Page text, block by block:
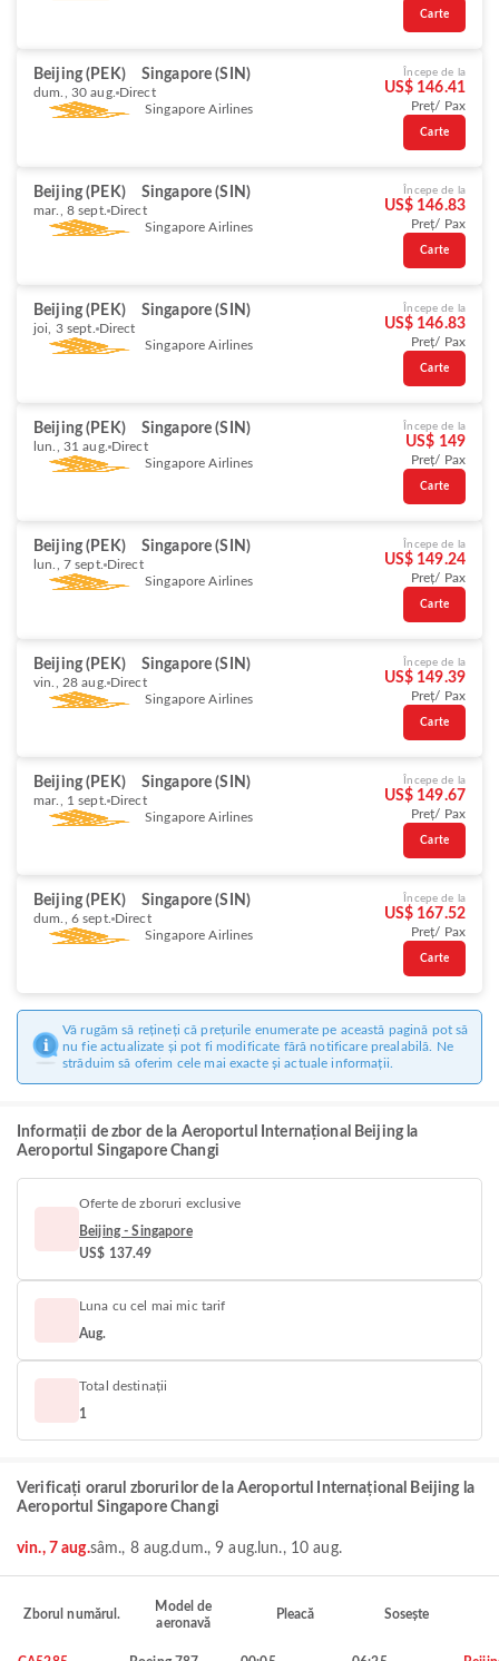
Carte
Beijing (PEK) Singapore (SIN)
dum., 30 aug. Direct
Singapore Airlines
Începe de la
US$ 146.41
Preț/ Pax
Carte
Beijing (PEK) Singapore (SIN)
mar., 8 sept. Direct
Singapore Airlines
Începe de la
US$ 146.83
Preț/ Pax
Carte
Beijing (PEK) Singapore (SIN)
joi, 3 sept. Direct
Singapore Airlines
Începe de la
US$ 146.83
Preț/ Pax
Carte
Beijing (PEK) Singapore (SIN)
lun., 31 aug. Direct
Singapore Airlines
Începe de la
US$ 149
Preț/ Pax
Carte
Beijing (PEK) Singapore (SIN)
lun., 7 sept. Direct
Singapore Airlines
Începe de la
US$ 149.24
Preț/ Pax
Carte
Beijing (PEK) Singapore (SIN)
vin., 28 aug. Direct
Singapore Airlines
Începe de la
US$ 149.39
Preț/ Pax
Carte
Beijing (PEK) Singapore (SIN)
mar., 1 sept. Direct
Singapore Airlines
Începe de la
US$ 149.67
Preț/ Pax
Carte
Beijing (PEK) Singapore (SIN)
dum., 6 sept. Direct
Singapore Airlines
Începe de la
US$ 167.52
Preț/ Pax
Carte
Vă rugăm să rețineți că prețurile enumerate pe această pagină pot să
nu fie actualizate și pot fi modificate fără notificare prealabilă. Ne
străduim să oferim cele mai exacte și actuale informații.
Informații de zbor de la Aeroportul Internațional Beijing la
Aeroportul Singapore Changi
Oferte de zboruri exclusive
Beijing - Singapore
US$ 137.49
Luna cu cel mai mic tarif
Aug.
Total destinații
1
Verificați orarul zborurilor de la Aeroportul Internațional Beijing la
Aeroportul Singapore Changi
vin., 7 aug.sâm., 8 aug.dum., 9 aug. lun., 10 aug.
Zborul numărul.
Model de
aeronavă
Pleacă Sosește